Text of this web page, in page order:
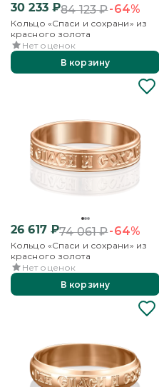
30 233₽84 123₽-64%
Кольцо «Спаси и сохрани» из
красного золота
Нет оценок
В корзину
26 617₽74 061₽-64%
Кольцо «Спаси и сохрани» из
красного золота
Нет оценок
В корзину